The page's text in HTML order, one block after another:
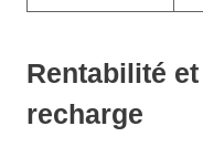
Rentabilité
recharge